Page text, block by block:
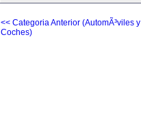
<< Categoria Anterior (AutomÃ³viles y
Coches)